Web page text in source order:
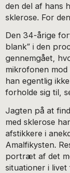
den del af hans
sklerose. For
Den 34-årige
blank” i den
gennemgået,
mikrofonen
han egentlig
forholde sig til,
Jagten på at
med sklerose
afstikkere i
Amalfikysten.
portræt af det
situationer i